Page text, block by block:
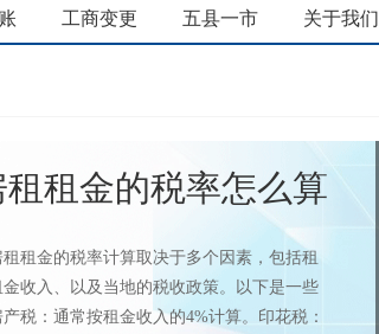
工商变更 五县一市 关于我们
租金的税率怎么算
租金的税率计算取决于多个因素，包括租
收入、以及当地的税收政策。以下是一些
税：通常按租金收入的4%计算。印花税：